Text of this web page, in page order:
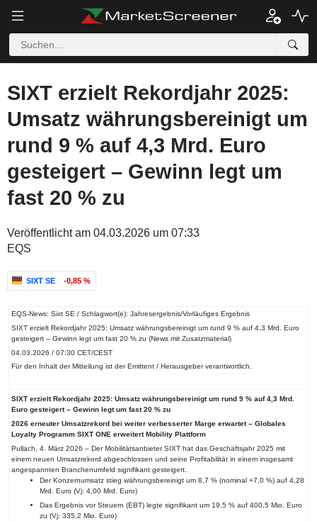
SIXT erzielt Rekordjahr 2025:
Umsatz währungsbereinigt um
rund 9 % auf 4,3 Mrd. Euro
gesteigert – Gewinn legt um
fast 20 % zu
Veröffentlicht am 04.03.2026 um 07:33
EQS
SIXT SE -0,85 %
EQS-News: Sixt SE / Schlagwort(e): Jahresergebnis/Vorläufiges Ergebnis
SIXT erzielt Rekordjahr 2025: Umsatz währungsbereinigt um rund 9 % auf 4,3 Mrd. Euro
gesteigert – Gewinn legt um fast 20 % zu (News mit Zusatzmaterial)
04.03.2026 / 07:30 CET/CEST
Für den Inhalt der Mitteilung ist der Emittent / Herausgeber verantwortlich.
SIXT erzielt Rekordjahr 2025: Umsatz währungsbereinigt um rund 9 % auf 4,3 Mrd.
Euro gesteigert – Gewinn legt um fast 20 % zu
2026 erneuter Umsatzrekord bei weiter verbesserter Marge erwartet – Globales
Loyalty Programm SIXT ONE erweitert Mobility Plattform
Pullach, 4. März 2026 – Der Mobilitätsanbieter SIXT hat das Geschäftsjahr 2025 mit
einem neuen Umsatzrekord abgeschlossen und seine Profitabilität in einem insgesamt
angespannten Branchenumfeld signifikant gesteigert.
Der Konzernumsatz stieg währungsbereinigt um 8,7 % (nominal +7,0 %) auf 4,28
Mrd. Euro (Vj: 4,00 Mrd. Euro)
Das Ergebnis vor Steuern (EBT) legte signifikant um 19,5 % auf 400,5 Mio. Euro
zu (Vj: 335,2 Mio. Euro)